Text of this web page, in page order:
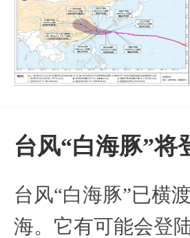
台风“白海豚”将
台风“白海豚”已横
海。它有可能会登